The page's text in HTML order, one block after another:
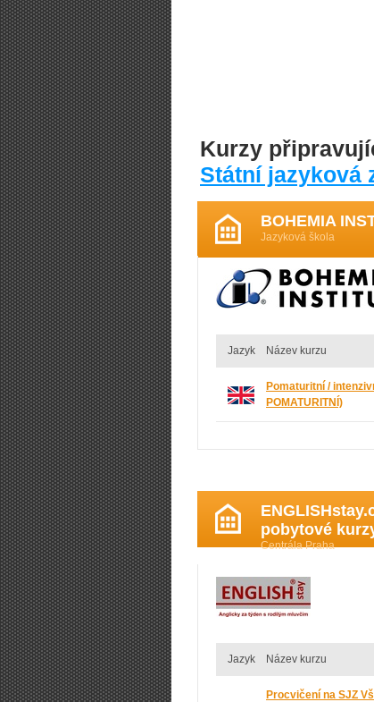
Kurzy
Státní jazyková
BOHEMIA
Jazyková škola
Jazyk Název kurzu
Pomaturitní /
POMATURITNÍ)
pobytové
Centrála Praha
Jazyk Název kurzu
Procvičení na SJZ